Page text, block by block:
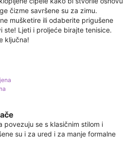
čizme savršene su za zimu.
mušketire ili odaberite prigušene
ste! Ljeti i proljeće birajte tenisice.
ključna!
povezuju se s klasičnim stilom i
su i za ured i za manje formalne